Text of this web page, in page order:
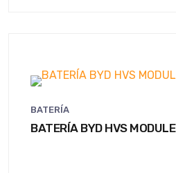
BATERÍA
BATERÍA BYD HVS MODULE